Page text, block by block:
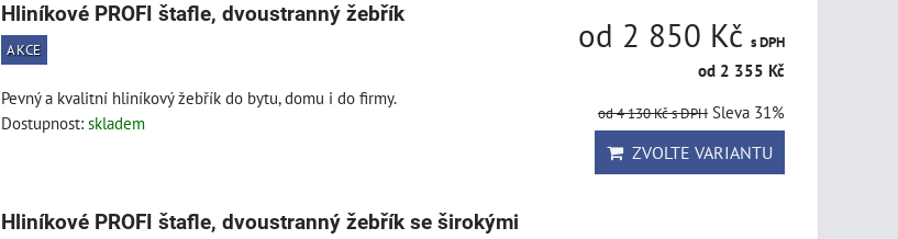
Hliníkové PROFI štafle, dvoustranný žebřík
AKCE
Pevný a kvalitní hliníkový žebřík do bytu, domu i do firmy.
Dostupnost: skladem
od 2 850 Kč s DPH
od 2 355 Kč
od 4 130 Kčs DPH Sleva 31%
ZVOLTE VARIANTU
Hliníkové PROFI štafle, dvoustranný žebřík se širokými